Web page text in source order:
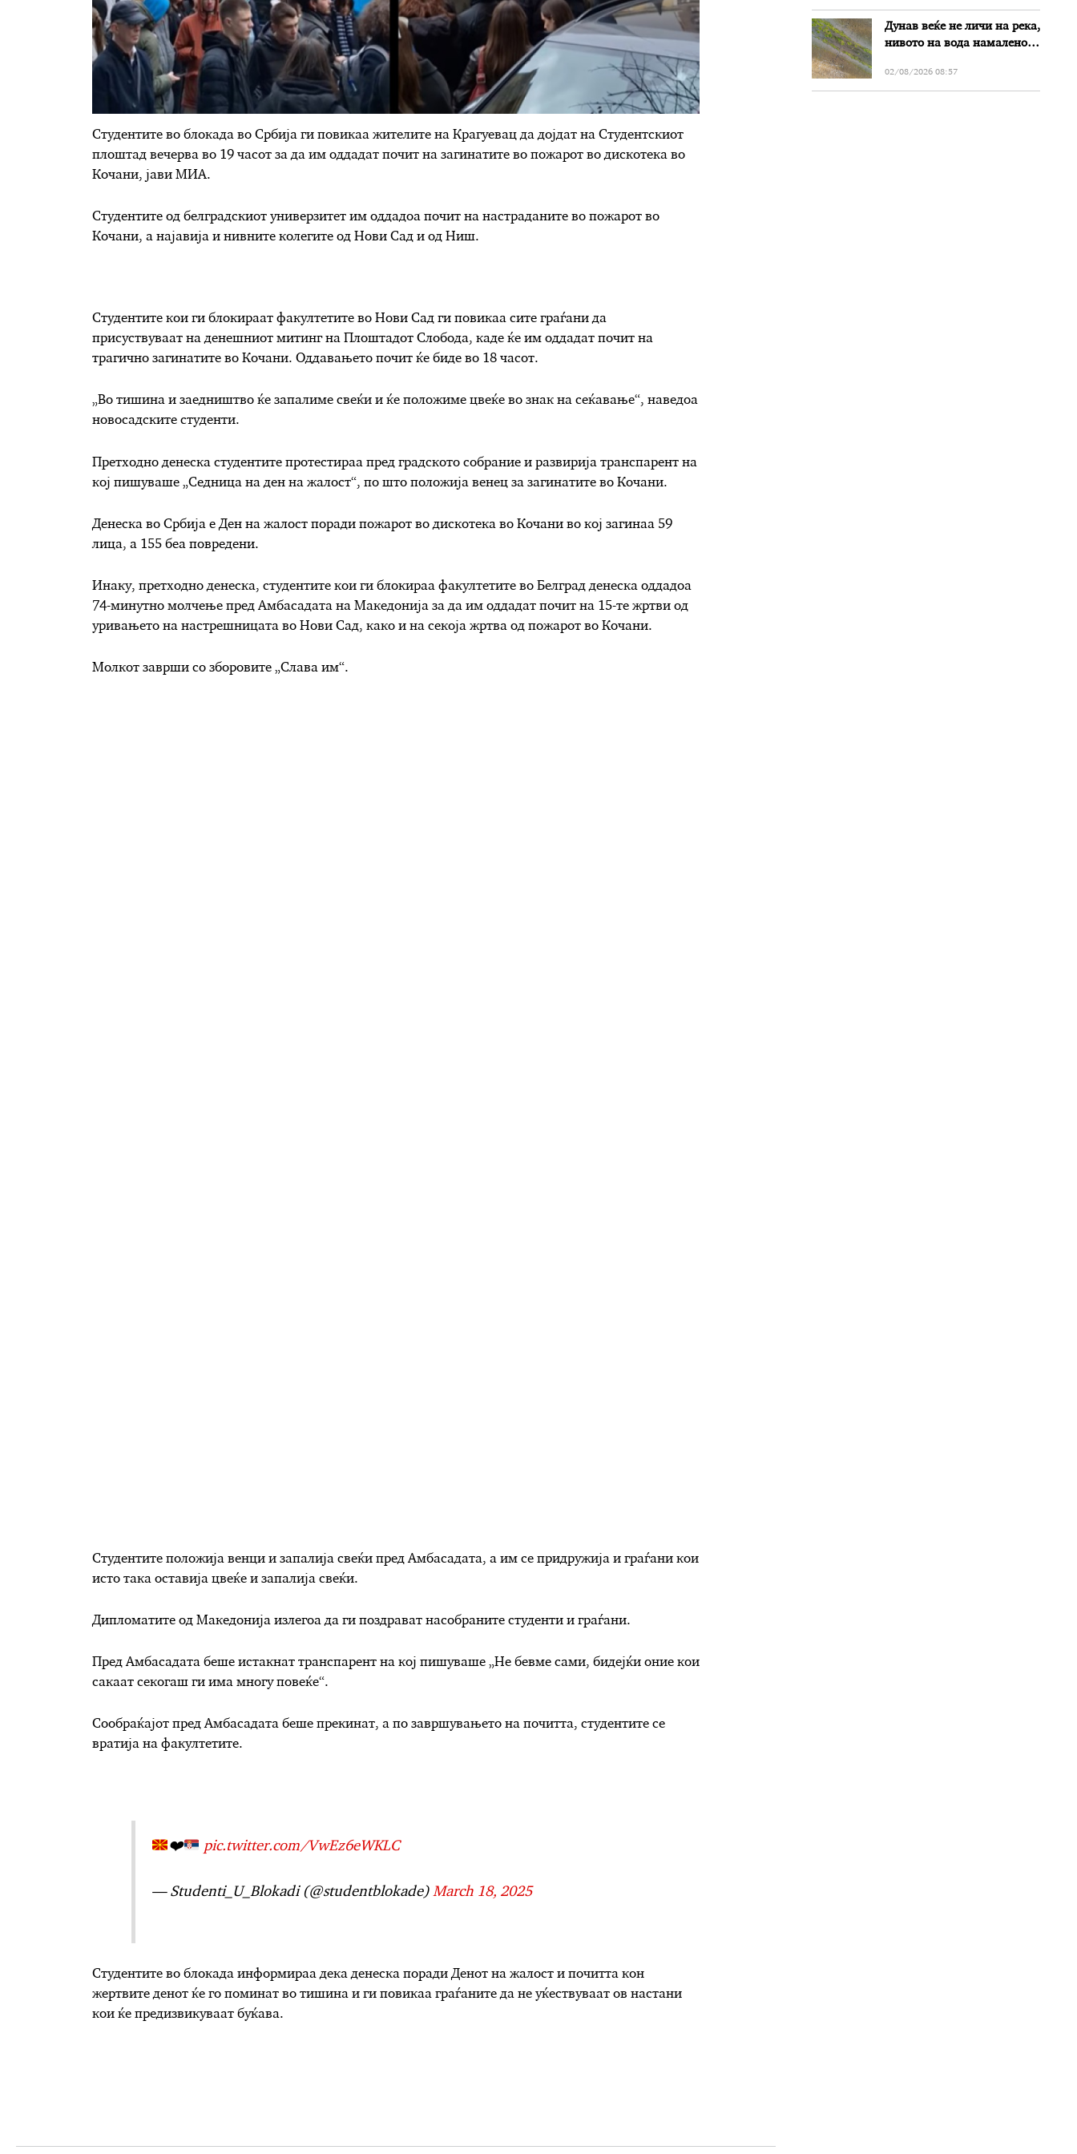
Студентите во блокада во Србија ги повикаа жителите на Крагуевац да дојдат на Студентскиот
плоштад вечерва во 19 часот за да им оддадат почит на загинатите во пожарот во дискотека во
Кочани, јави МИА.
Студентите од белградскиот универзитет им оддадоа почит на настраданите во пожарот во
Кочани, а најавија и нивните колегите од Нови Сад и од Ниш.
Студентите кои ги блокираат факултетите во Нови Сад ги повикаа сите граѓани да
присуствуваат на денешниот митинг на Плоштадот Слобода, каде ќе им оддадат почит на
трагично загинатите во Кочани. Оддавањето почит ќе биде во 18 часот.
„Во тишина и заедништво ќе запалиме свеќи и ќе положиме цвеќе во знак на сеќавање“, наведоа
новосадските студенти.
Претходно денеска студентите протестираа пред градското собрание и развирија транспарент на
кој пишуваше „Седница на ден на жалост“, по што положија венец за загинатите во Кочани.
Денеска во Србија е Ден на жалост поради пожарот во дискотека во Кочани во кој загинаа 59
лица, а 155 беа повредени.
Инаку, претходно денеска, студентите кои ги блокираа факултетите во Белград денеска оддадоа
74-минутно молчење пред Амбасадата на Македонија за да им оддадат почит на 15-те жртви од
уривањето на настрешницата во Нови Сад, како и на секоја жртва од пожарот во Кочани.
Молкот заврши со зборовите „Слава им“.
Студентите положија венци и запалија свеќи пред Амбасадата, а им се придружија и граѓани кои
исто така оставија цвеќе и запалија свеќи.
Дипломатите од Македонија излегоа да ги поздрават насобраните студенти и граѓани.
Пред Амбасадата беше истакнат транспарент на кој пишуваше „Не бевме сами, бидејќи оние кои
сакаат секогаш ги има многу повеќе“.
Сообраќајот пред Амбасадата беше прекинат, а по завршувањето на почитта, студентите се
вратија на факултетите.
❤️ pic.twitter.com/VwEz6eWKLC
— Studenti_U_Blokadi (@studentblokade)March 18, 2025
Студентите во блокада информираа дека денеска поради Денот на жалост и почитта кон
жертвите денот ќе го поминат во тишина и ги повикаа граѓаните да не уќествуваат ов настани
кои ќе предизвикуваат буќава.
Дунав веќе не личи на река,
нивото на вода намалено
Бугарија
02/08/2026 08:57